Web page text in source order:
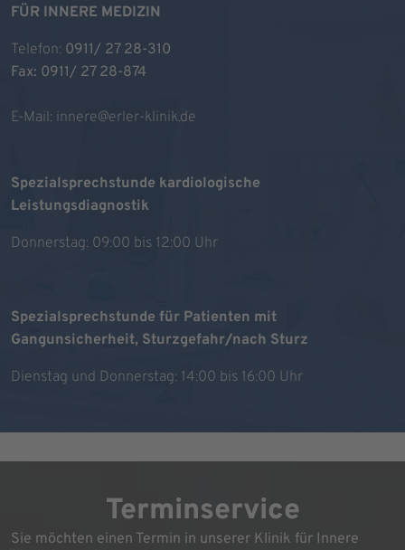
FÜR INNERE MEDIZIN
Telefon: 0911/ 27 28-310
Fax: 0911/ 27 28-874
E-Mail: innere@erler-klinik.de
Spezialsprechstunde kardiologische
Leistungsdiagnostik
Donnerstag: 09:00 bis 12:00 Uhr
Spezialsprechstunde für Patienten mit
Gangunsicherheit, Sturzgefahr/nach Sturz
Dienstag und Donnerstag: 14:00 bis 16:00 Uhr
Terminservice
Sie möchten einen Termin in unserer Klinik für Innere